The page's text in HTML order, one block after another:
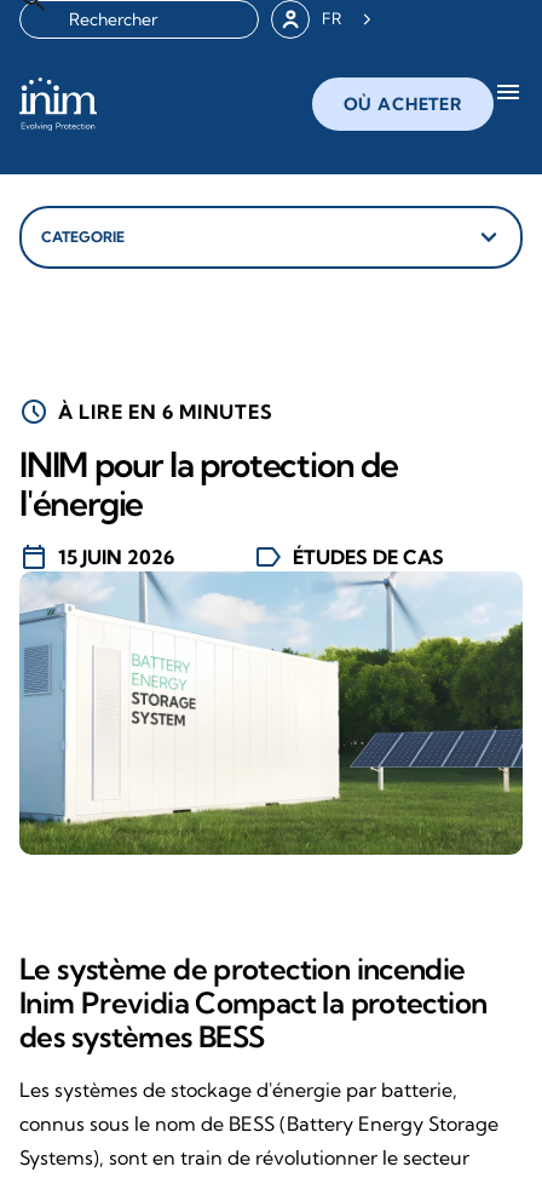
FR
OÙ ACHETER menu
schedule À LIRE EN 6 MINUTES
INIM pour la protection de
l'énergie
calendar_today 15 JUIN 2026 label ÉTUDES DE CAS
Le système de protection incendie
Inim Previdia Compact la protection
des systèmes BESS
Les systèmes de stockage d'énergie par batterie,
connus sous le nom de BESS (Battery Energy Storage
Systems), sont en train de révolutionner le secteur